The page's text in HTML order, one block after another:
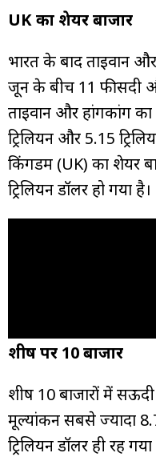
UK का शेयर बाजार
भारत के बाद ताइवान
जून के बीच 11 फीसदी
ताइवान और हांगकांग
ट्रिलियन और 5.15
किंगडम (UK) का शेयर
ट्रिलियन डॉलर हो गया है।
शीर्ष पर 10 बाजार
शीर्ष 10 बाजारों में
मूल्यांकन सबसे ज्यादा
ट्रिलियन डॉलर ही रह